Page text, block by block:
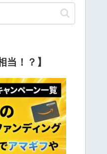
当！？】